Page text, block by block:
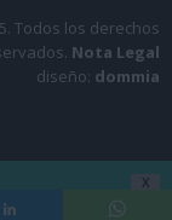
Todos los derechos
Nota Legal
diseño: dommia
X